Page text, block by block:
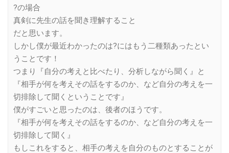
?の場合
真剣に先生の話を聞き理解すること
だと思います。
しかし僕が最近わかったのは?にはもう二種類あったとい
うことです！
つまり『自分の考えと比べたり、分析しながら聞く』と
『相手が何を考えその話をするのか、など自分の考えを一
切排除して聞くということです』
僕がすごいと思ったのは、後者のほうです。
『相手が何を考えその話をするのか、など自分の考えを一
切排除して聞く』
もしこれをすると、相手の考えを自分のものとすることが